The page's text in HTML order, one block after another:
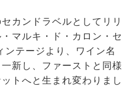
カンドラベルとしてリリ
マルキ・ド・カロン・セ
ンテージより、ワイン名
新し、ファーストと同様
トへと生まれ変わりまし